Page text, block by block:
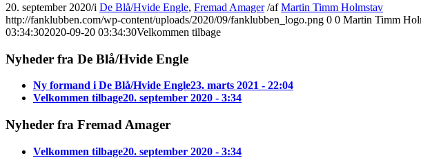
20. september 2020/i De Blå/Hvide Engle, Fremad Amager /afMartin Timm Holmstav
http://fanklubben.com/wp-content/uploads/2020/09/fanklubben_logo.png 0 0 Martin Timm
03:34:302020-09-20 03:34:30Velkommen tilbage
Nyheder fra De Blå/Hvide Engle
Ny formand i De Blå/Hvide Engle23. marts 2021 - 22:04
Velkommen tilbage20. september 2020 - 3:34
Nyheder fra Fremad Amager
Velkommen tilbage20. september 2020 - 3:34